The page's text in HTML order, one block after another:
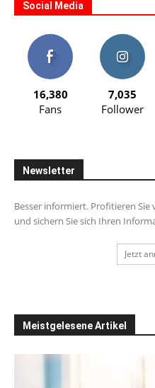
Social Media
16,380
Fans
7,035
Follower
Newsletter
Besser informiert. Profitieren
und sichern Sie sich Ihren
Jetzt
Meistgelesene Artikel